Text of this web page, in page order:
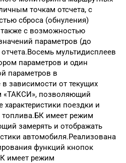
точкам отсчета, с
сброса (обнуления)
также с возможностью
параметров (до
мультидисплеев
параметров и один
параметров в
зависимости от текущих
«ТАКСИ», позволяющий
поездки и
топлива.БК имеет режим
замерять и отображать
автомобиля.Реализована
функций кнопок
имеет режим